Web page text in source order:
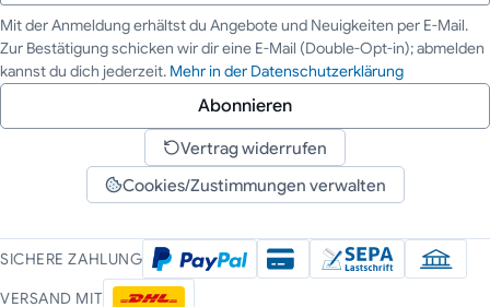
Deine E-Mail-Adresse
Mit der Anmeldung erhältst du Angebote und Neuigkeiten per E-Mail.
Zur Bestätigung schicken wir dir eine E-Mail (Double-Opt-in); abmelden
kannst du dich jederzeit. Mehr in der Datenschutzerklärung
Abonnieren
Vertrag widerrufen
Cookies/Zustimmungen verwalten
SICHERE ZAHLUNG
VERSAND MIT